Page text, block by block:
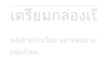
เตรียมกล่อง
หลังย้ายบ้านใหม่ หลายคนหา
กล่องไหน